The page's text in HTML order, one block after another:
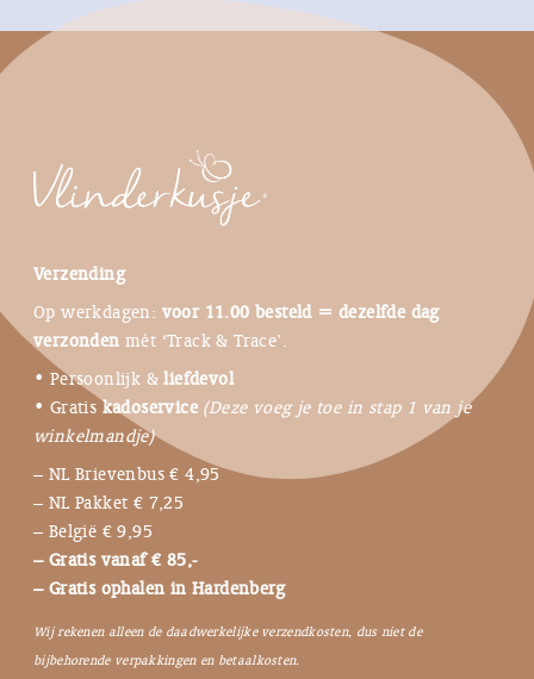
Verzending
Op werkdagen: voor 11.00 besteld = dezelfde dag
verzonden mét ‘Track & Trace’.
• Persoonlijk &liefdevol
• Gratiskadoservice (Deze voeg je toe in stap 1 van je
winkelmandje)
– NL Brievenbus € 4,95
– NL Pakket € 7,25
– België € 9,95
– Gratis vanaf € 85,-
– Gratis ophalen in Hardenberg
Wij rekenen alleen de daadwerkelijke verzendkosten, dus niet de
bijbehorende verpakkingen en betaalkosten.